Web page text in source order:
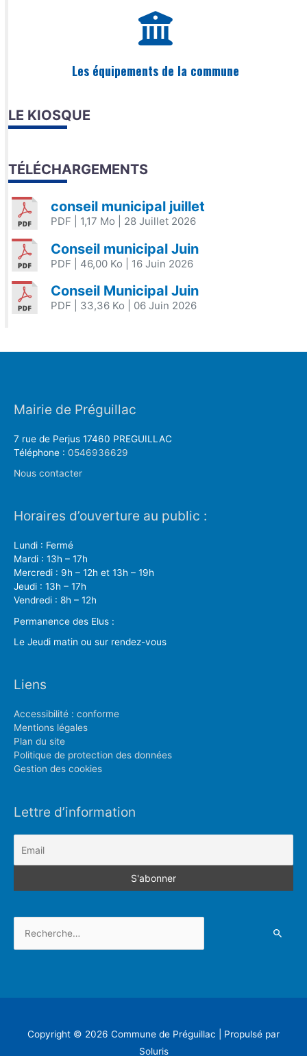
Les équipements de la commune
LE KIOSQUE
TÉLÉCHARGEMENTS
conseil municipal juillet
PDF | 1,17 Mo | 28 Juillet 2026
Conseil municipal Juin
PDF | 46,00 Ko | 16 Juin 2026
Conseil Municipal Juin
PDF | 33,36 Ko | 06 Juin 2026
Mairie de Préguillac
7 rue de Perjus 17460 PREGUILLAC
Téléphone : 0546936629
Nous contacter
Horaires d’ouverture au public :
Lundi : Fermé
Mardi : 13h – 17h
Mercredi : 9h – 12h et 13h – 19h
Jeudi : 13h – 17h
Vendredi : 8h – 12h
Permanence des Elus :
Le Jeudi matin ou sur rendez-vous
Liens
Accessibilité : conforme
Mentions légales
Plan du site
Politique de protection des données
Gestion des cookies
Lettre d’information
Copyright © 2026 Commune de Préguillac | Propulsé par
Soluris